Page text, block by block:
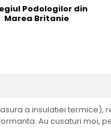
Podologilor din
Marea Britanie
a insulatiei termice),
Au cusaturi moi,